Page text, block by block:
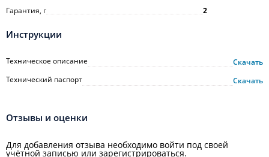
Гарантия, г
2
Инструкции
Техническое описание
Скачать
Технический паспорт
Скачать
Отзывы и оценки
Для добавления отзыва необходимо войти под своей
учётной записью или зарегистрироваться.